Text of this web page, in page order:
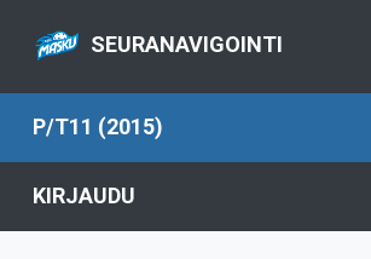
SEURANAVIGOINTI
P/T11 (2015)
KIRJAUDU